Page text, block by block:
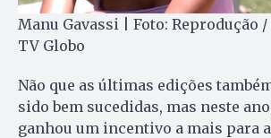
Manu Gavassi | Foto: Reprodução /
TV Globo
Não que as últimas edições
sido bem sucedidas, mas neste
ganhou um incentivo a mais para